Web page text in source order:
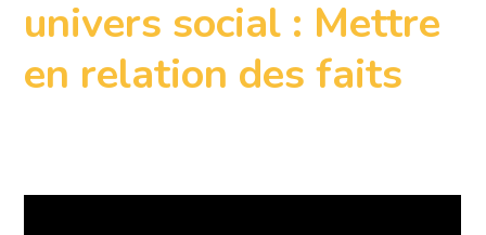
univers social : Mettre
en relation des faits